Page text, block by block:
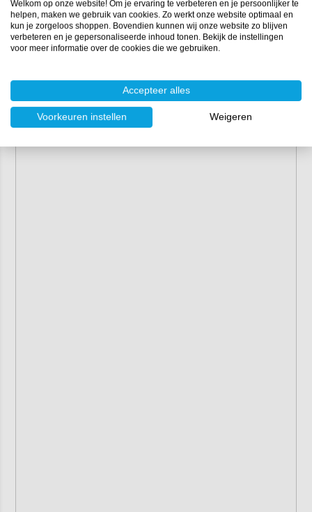
Soortgelijk gewicht:1 kg/liter
VOS-gehalte:311 g/l
Applicatie:kwast of roller
Verwerkingstemperatuur:minimaal 10°C
Bekijk voor meer eigenschappen de
documentatie van Hempel Paint Stripper.
Welkom op onze website! Om je ervaring te verbeteren en je persoonlijker te
helpen, maken we gebruik van cookies. Zo werkt onze website optimaal en
kun je zorgeloos shoppen. Bovendien kunnen wij onze website zo blijven
verbeteren en je gepersonaliseerde inhoud tonen. Bekijk de instellingen
voor meer informatie over de cookies die we gebruiken.
Accepteer alles
Voorkeuren instellen Weigeren